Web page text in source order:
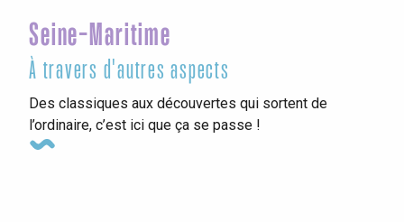
Seine-Maritime
À travers d'autres aspects
Des classiques aux découvertes qui sortent de
l’ordinaire, c’est ici que ça se passe !